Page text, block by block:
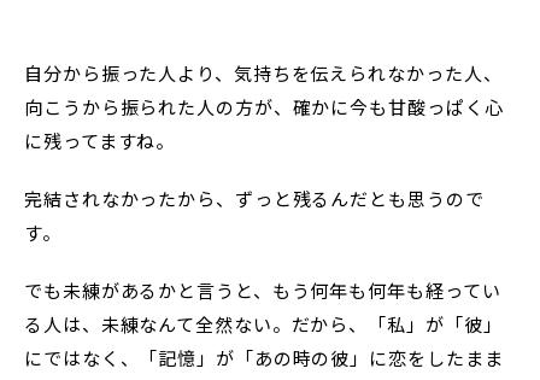
自分から振った人より、気持ちを伝えられなかった人、
向こうから振られた人の方が、確かに今も甘酸っぱく心
に残ってますね。
完結されなかったから、ずっと残るんだとも思うので
す。
でも未練があるかと言うと、もう何年も何年も経ってい
る人は、未練なんて全然ない。だから、「私」が「彼」
にではなく、「記憶」が「あの時の彼」に恋をしたまま